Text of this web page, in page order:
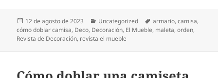
Publicado
el
12 de agosto de 2023 Categorías
Uncategorized Etiquetas
armario,camisa,
cómo doblar camisa, Deco, Decoración, El Mueble, maleta,orden,
Revista de Decoración, revista el mueble